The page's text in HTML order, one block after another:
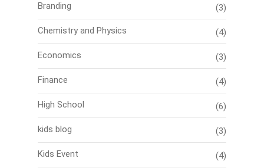
Branding (3)
Chemistry and Physics (4)
Economics (3)
Finance (4)
High School (6)
kids blog (3)
Kids Event (4)